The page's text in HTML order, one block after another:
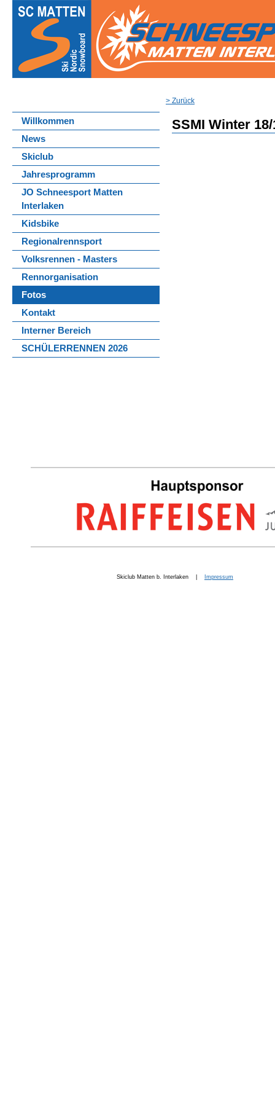
Willkommen
News
Skiclub
Jahresprogramm
JO Schneesport Matten
Interlaken
Kidsbike
Regionalrennsport
Volksrennen - Masters
Rennorganisation
Fotos
Kontakt
Interner Bereich
SCHÜLERRENNEN 2026
> Zurück
SSMI Winter 18/
Skiclub Matten b. Interlaken | Impressum